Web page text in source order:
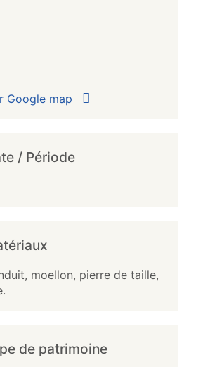
Google map
/ Période
moellon, pierre de taille,
de patrimoine